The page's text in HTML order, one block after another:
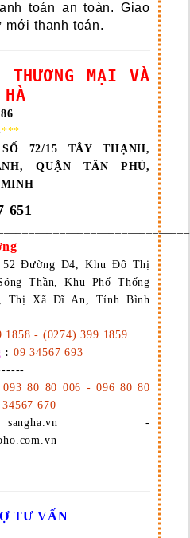
toán an toàn. Giao
mới thanh toán.
THƯƠNG MẠI VÀ
***
SỐ 72/15 TÂY THẠNH,
QUẬN TÂN PHÚ,
651
52 Đường D4, Khu Đô Thị
Thần, Khu Phố Thống
Thị Xã Dĩ An, Tỉnh Bình
1858 - (0274) 399 1859
: 09 34567 693
093 80 80 006 - 096 80 80
670
-
TƯ VẤN